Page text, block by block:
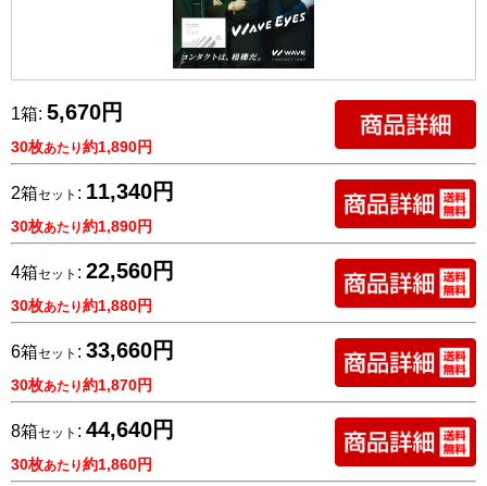
1箱: 5,670円
30枚あたり約1,890円
2箱セット : 11,340円
30枚あたり約1,890円
4箱セット : 22,560円
30枚あたり約1,880円
6箱セット : 33,660円
30枚あたり約1,870円
8箱セット : 44,640円
30枚あたり約1,860円